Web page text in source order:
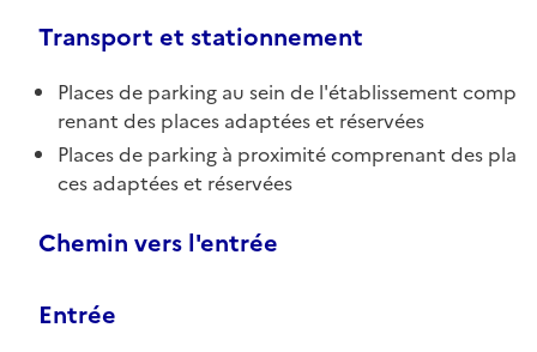
Transport et stationnement
Places de parking au sein de l'établissement comp
renant des places adaptées et réservées
Places de parking à proximité comprenant des pla
ces adaptées et réservées
Chemin vers l'entrée
Entrée